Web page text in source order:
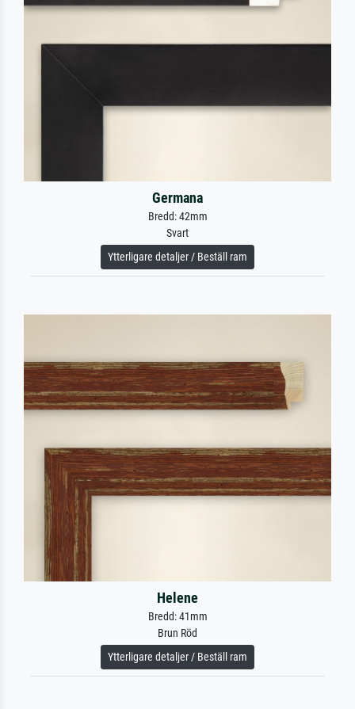
Germana
Bredd: 42mm
Svart
Ytterligare detaljer / Beställ ram
Helene
Bredd: 41mm
Brun Röd
Ytterligare detaljer / Beställ ram